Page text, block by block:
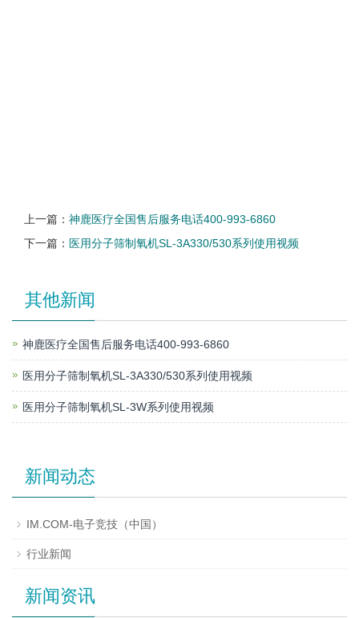
上一篇： 神鹿医疗全国售后服务电话400-993-6860
下一篇： 医用分子筛制氧机SL-3A330/530系列使用视频
其他新闻
神鹿医疗全国售后服务电话400-993-6860
医用分子筛制氧机SL-3A330/530系列使用视频
医用分子筛制氧机SL-3W系列使用视频
新闻动态
IM.COM-电子竞技（中国）
行业新闻
新闻资讯